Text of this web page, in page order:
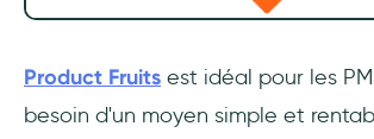
Product Fruits est idéal pour les
besoin d'un moyen simple et